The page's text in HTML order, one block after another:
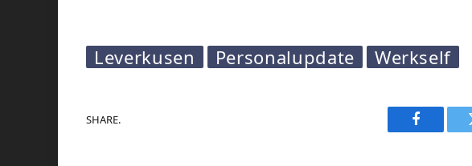
Leverkusen Personalupdate Werkself
SHARE.
Facebook